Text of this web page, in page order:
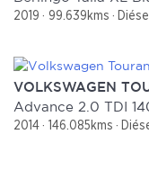
2019 99.639kms Diésel
VOLKSWAGEN
Advance 2.0 TDI
2014 146.085kms